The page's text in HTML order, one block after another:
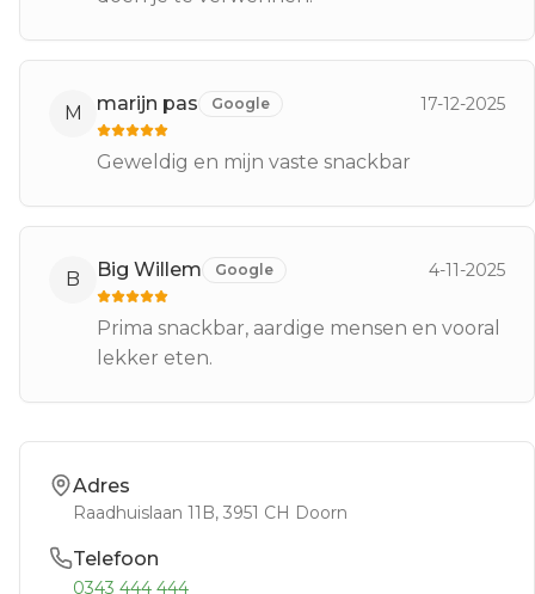
M marijn pas Google 17-12-2025
Geweldig en mijn vaste snackbar
B Big Willem Google 4-11-2025
Prima snackbar, aardige mensen en vooral
lekker eten.
Adres
Raadhuislaan 11B, 3951 CH Doorn
Telefoon
0343 444 444